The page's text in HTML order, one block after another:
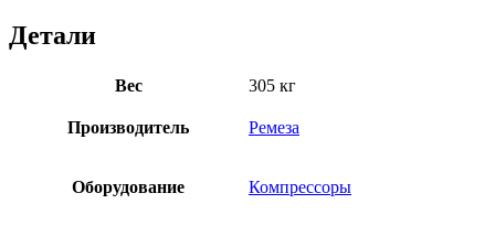
Детали
Вес 305 кг
Производитель Ремеза
Оборудование Компрессоры